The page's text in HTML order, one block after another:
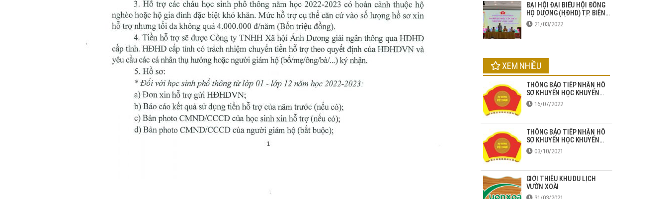
ĐẠI HỘI ĐẠI BIỂU HỘI ĐỒNG
HỌ DƯƠNG (HĐHD) TP. BIÊN
HÒA LẦN THỨ II NHIỆM KỲ
2022-2027
21/03/2022
XEM NHIỀU
THÔNG BÁO TIẾP NHẬN HỒ
SƠ KHUYẾN HỌC KHUYẾN
TÀI HỌ DƯƠNG NĂM 2022
16/07/2022
THÔNG BÁO TIẾP NHẬN HỒ
SƠ KHUYẾN HỌC KHUYẾN
TÀI HỌ DƯƠNG NĂM 2021
03/10/2021
GIỚI THIỆU KHU DU LỊCH
VƯỜN XOÀI